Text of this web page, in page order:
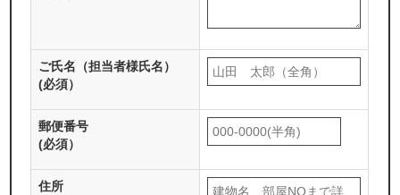
ご氏名（担当者様氏名）
(必須）
郵便番号
(必須）
住所